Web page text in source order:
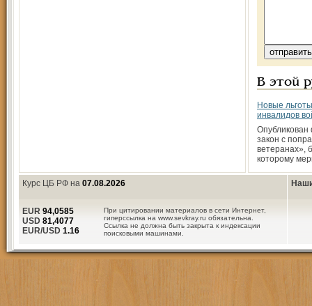
В этой
Новые
инвалидов
закон с
ветеранах»,
которому
Курс ЦБ РФ на 07.08.2026
При цитировании материалов в сети Интернет,
гиперссылка на www.sevkray.ru обязательна.
Ссылка не должна быть закрыта к индексации
поисковыми машинами.
EUR 94,0585
USD 81,4077
EUR/USD 1.16